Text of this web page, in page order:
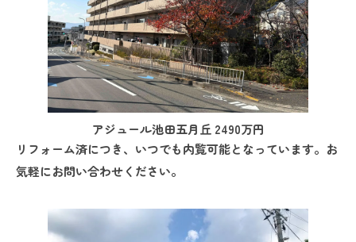
アジュール池田五月丘 2490万円
リフォーム済につき、いつでも内覧可能となっています。お
気軽にお問い合わせください。